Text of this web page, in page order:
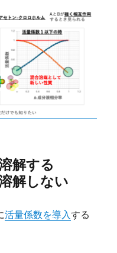
解する
解しない
活量係数を導入する